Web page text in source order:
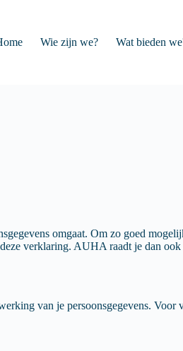
Wie zijn we? Wat bieden
omgaat. Om zo goed
verklaring. AUHA raadt je dan
van je persoonsgegevens. Voor